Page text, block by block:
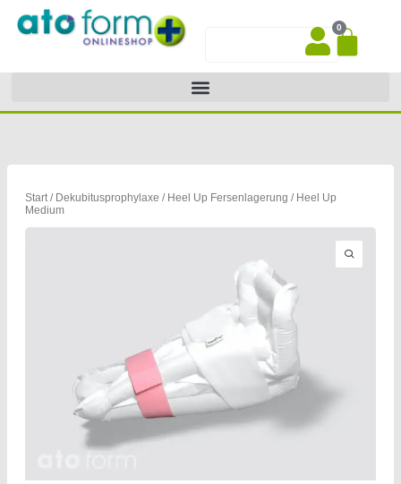
Inhalt
0
Start/ Dekubitusprophylaxe / Heel Up Fersenlagerung / Heel Up
Medium